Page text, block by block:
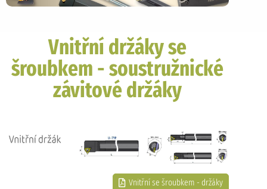
Vnitřní držáky se
šroubkem - soustružnické
závitové držáky
Vnitřní se šroubkem - držáky